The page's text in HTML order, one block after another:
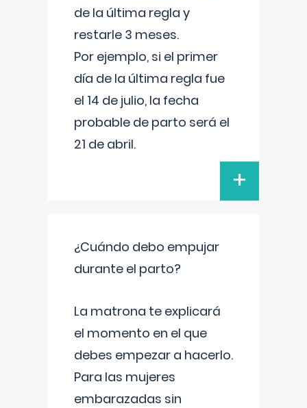
de la última regla y
restarle 3 meses.
Por ejemplo, si el primer
día de la última regla fue
el 14 de julio, la fecha
probable de parto será el
21 de abril.
+
¿Cuándo debo empujar
durante el parto?
La matrona te explicará
el momento en el que
debes empezar a hacerlo.
Para las mujeres
embarazadas sin